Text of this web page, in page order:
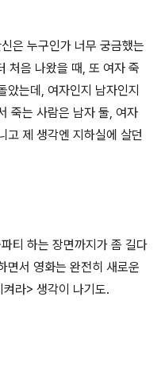
은 누구인가 너무 궁금했는
처음 나왔을 때, 또 여자 죽
았는데, 여자인지 남자인지
죽는 사람은 남자 둘, 여자
고 제 생각엔 지하실에 살던
티 하는 장면까지가 좀 길다
면서 영화는 완전히 새로운
라> 생각이 나기도.